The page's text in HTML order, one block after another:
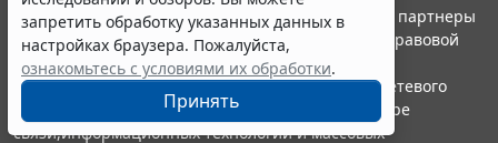
запретить обработку указанных данных в
настройках браузера. Пожалуйста,
ознакомьтесь с условиями их обработки.
Принять
выпускается с 1990 года. Компания "Гарант" и ее партнеры
являются участниками Российской ассоциации правовой
информации ГАРАНТ.
Портал ГАРАНТ.РУ зарегистрирован в качестве сетевого
издания Федеральной службой по надзору в сфере
связи,информационных технологий и массовых